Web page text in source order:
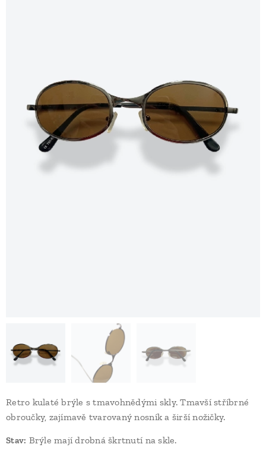
Retro kulaté brýle s tmavohnědými skly. Tmavší stříbrné
obroučky, zajímavě tvarovaný nosník a širší nožičky.
Stav: Brýle mají drobná škrtnutí na skle.